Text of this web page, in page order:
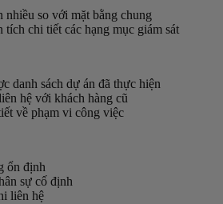
nhiều so với mặt bằng chung
tích chi tiết các hạng mục giám sát
danh sách dự án đã thực hiện
hệ với khách hàng cũ
về phạm vi công việc
ổn định
sự cố định
liên hệ